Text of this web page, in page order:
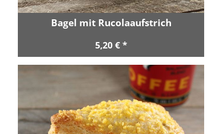
Bagel mit Rucolaaufstrich
5,20 € *